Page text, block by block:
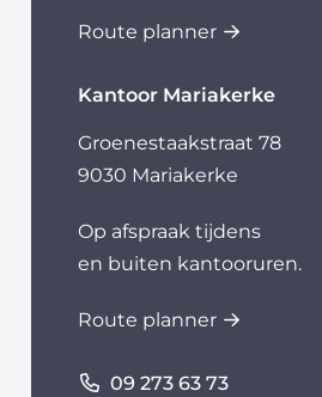
Route planner
Kantoor Mariakerke
Groenestaakstraat 78
9030 Mariakerke
Op afspraak tijdens
en buiten kantooruren.
Route planner
09 273 63 73